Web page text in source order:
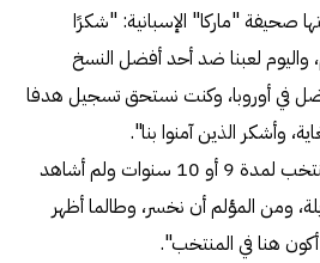
صحيفة "ماركا" الإسبانية: "شكرًا
واليوم لعبنا ضد أحد أفضل النسخ
في أوروبا، وكنت نستحق تسجيل هدفا
وأشكر الذين آمنوا بنا".
وأضاف: "لقد تواجدت في المنتخب لمدة 9 أو 10 سنوات ولم أشاهد
ومن المؤلم أن نخسر، وطالما أظهر
هنا في المنتخب".